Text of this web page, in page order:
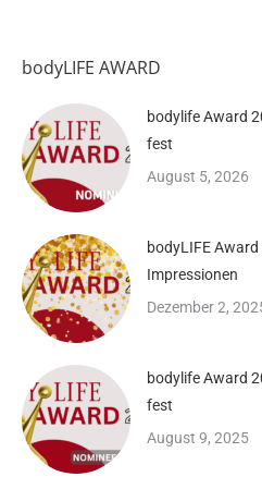
bodyLIFE AWARD
bodylife Award
fest
August 5, 2026
bodyLIFE
Impressionen
Dezember 2,
bodylife Award
fest
August 9, 2025